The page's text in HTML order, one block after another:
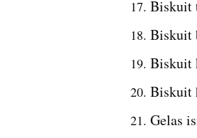
Biskuit
Biskuit
Biskuit
Biskuit
Gelas